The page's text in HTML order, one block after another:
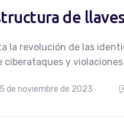
de
la revolución de las
ciberataques y
5 de noviembre de 2023